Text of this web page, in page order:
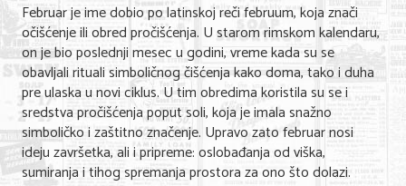
Februar je ime dobio po latinskoj reči februum, koja znači
očišćenje ili obred pročišćenja. U starom rimskom kalendaru,
on je bio poslednji mesec u godini, vreme kada su se
obavljali rituali simboličnog čišćenja kako doma, tako i duha
pre ulaska u novi ciklus. U tim obredima koristila su se i
sredstva pročišćenja poput soli, koja je imala snažno
simboličko i zaštitno značenje. Upravo zato februar nosi
ideju završetka, ali i pripreme: oslobađanja od viška,
sumiranja i tihog spremanja prostora za ono što dolazi.